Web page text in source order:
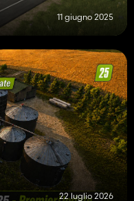
11 giugno 2025
22 luglio 2026